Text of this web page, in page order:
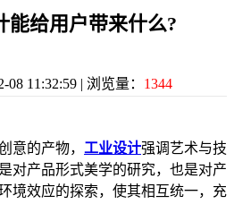
能给用户带来什么?
11:32:59 | 浏览量： 1344
的产物， 工业设计强调艺术与技
对产品形式美学的研究，也是对产
境效应的探索，使其相互统一，充